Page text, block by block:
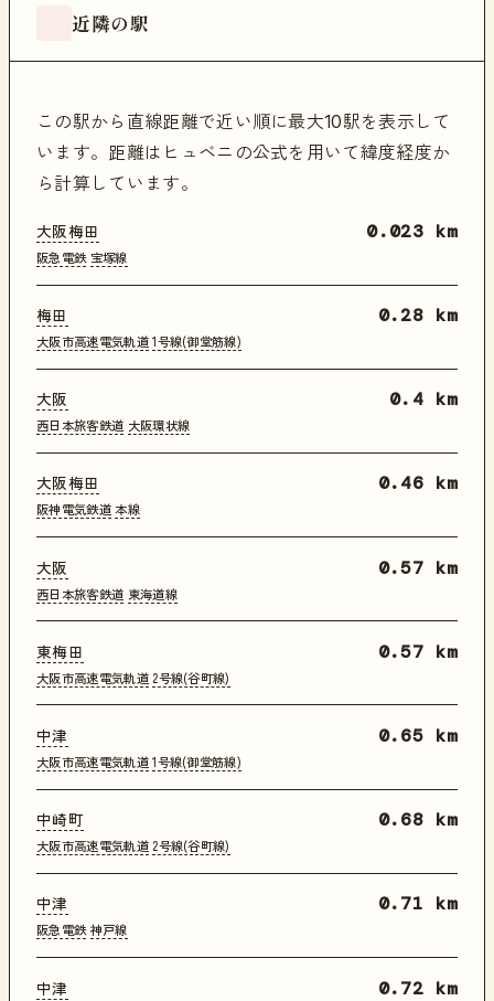
近隣の駅
この駅から直線距離で近い順に最大10駅を表示して
います。距離はヒュベニの公式を用いて緯度経度か
ら計算しています。
大阪梅田
阪急電鉄 宝塚線
0.023 km
梅田
大阪市高速電気軌道 1号線(御堂筋線)
0.28 km
大阪
西日本旅客鉄道 大阪環状線
0.4 km
大阪梅田
阪神電気鉄道 本線
0.46 km
大阪
西日本旅客鉄道 東海道線
0.57 km
東梅田
大阪市高速電気軌道 2号線(谷町線)
0.57 km
中津
大阪市高速電気軌道 1号線(御堂筋線)
0.65 km
中崎町
大阪市高速電気軌道 2号線(谷町線)
0.68 km
中津
阪急電鉄 神戸線
0.71 km
中津 0.72 km